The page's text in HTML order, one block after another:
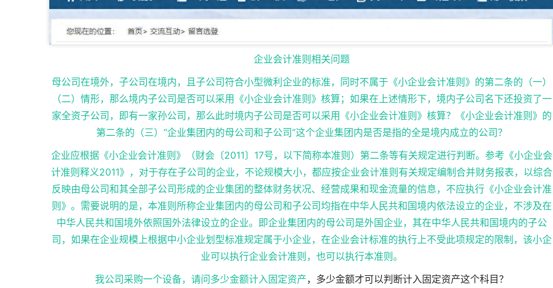
企业会计准则相关问题
母公司在境外，子公司在境内，且子公司符合小型微利企业的标准，同时不属于《小企业会计准则》的第二条的（一）
（二）情形，那么境内子公司是否可以采用《小企业会计准则》核算；如果在上述情形下，境内子公司名下还投资了一
家全资子公司，即有一家孙公司，那么此时境内子公司是否可以采用《小企业会计准则》核算？《小企业会计准则》的
第二条的（三）“企业集团内的母公司和子公司”这个企业集团内是否是指的全是境内成立的公司？
企业应根据《小企业会计准则》（财会〔2011〕17号，以下简称本准则）第二条等有关规定进行判断。参考《小企业会
计准则释义2011》，对于存在子公司的企业，不论规模大小，都应按企业会计准则有关规定编制合并财务报表，以综合
反映由母公司和其全部子公司形成的企业集团的整体财务状况、经营成果和现金流量的信息，不应执行《小企业会计准
则》。需要说明的是，本准则所称企业集团内的母公司和子公司均指在中华人民共和国境内依法设立的企业，不涉及在
中华人民共和国境外依照国外法律设立的企业。即企业集团内的母公司是外国企业，其在中华人民共和国境内的子公
司，如果在企业规模上根据中小企业划型标准规定属于小企业，在企业会计标准的执行上不受此项规定的限制，该小企
业可以执行企业会计准则，也可以执行本准则。
我公司采购一个设备，请问多少金额计入固定资产，多少金额才可以判断计入固定资产这个科目？